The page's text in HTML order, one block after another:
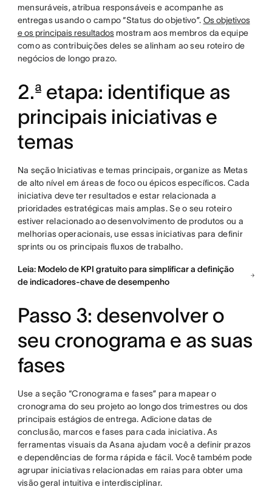
mensuráveis, atribua responsáveis e acompanhe as
entregas usando o campo “Status do objetivo”. Os objetivos
e os principais resultadosmostram aos membros da equipe
como as contribuições deles se alinham ao seu roteiro de
negócios de longo prazo.
2.ª etapa: identifique as
principais iniciativas e
temas
Na seção Iniciativas e temas principais, organize as Metas
de alto nível em áreas de foco ou épicos específicos. Cada
iniciativa deve ter resultados e estar relacionada a
prioridades estratégicas mais amplas. Se o seu roteiro
estiver relacionado ao desenvolvimento de produtos ou a
melhorias operacionais, use essas iniciativas para definir
sprints ou os principais fluxos de trabalho.
Leia: Modelo de KPI gratuito para simplificar a definição
de indicadores-chave de desempenho
Passo 3: desenvolver o
seu cronograma e as suas
fases
Use a seção “Cronograma e fases” para mapear o
cronograma do seu projeto ao longo dos trimestres ou dos
principais estágios de entrega. Adicione datas de
conclusão, marcos e fases para cada iniciativa. As
ferramentas visuais da Asana ajudam você a definir prazos
e dependências de forma rápida e fácil. Você também pode
agrupar iniciativas relacionadas em raias para obter uma
visão geral intuitiva e interdisciplinar.